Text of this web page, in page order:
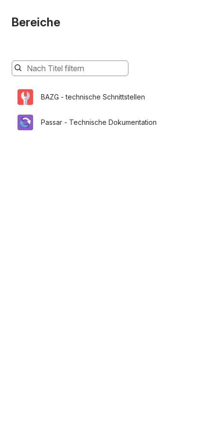
Bereiche
Die
werden
während
Eingabe
unten
BAZG - technische Schnittstellen
Passar - Technische Dokumentation